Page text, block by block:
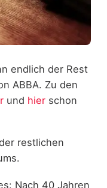
endlich der Rest
ABBA. Zu den
und hierschon
restlichen
Nach 40 Jahren